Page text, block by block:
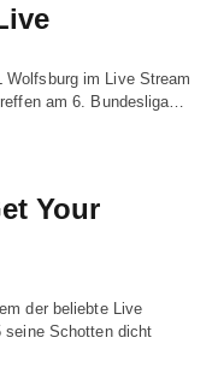
Wolfsburg im Live Stream
am 6. Bundesliga…
Your
der beliebte Live
seine Schotten dicht